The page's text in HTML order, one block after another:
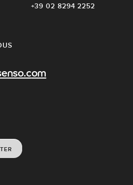
+39 02 8294 2252